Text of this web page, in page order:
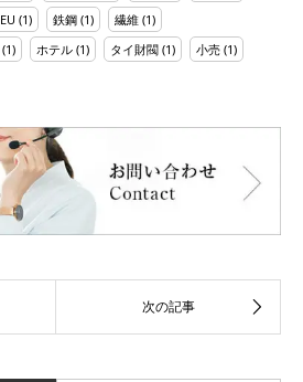
EU (1) 鉄鋼 (1) 繊維 (1)
(1) ホテル (1) タイ財閥 (1) 小売 (1)